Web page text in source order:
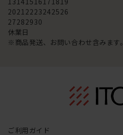
20212223242526
27282930
休業日
※商品発送、お問い合わせ含みます。
ご利用ガイド